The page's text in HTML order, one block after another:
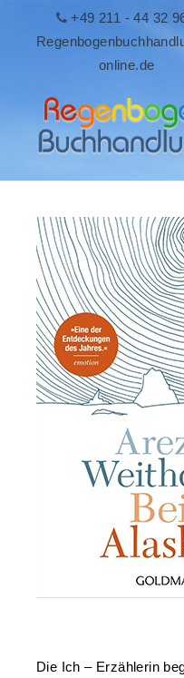
+49 211 - 44 32
online.de
Die Ich – Erzählerin